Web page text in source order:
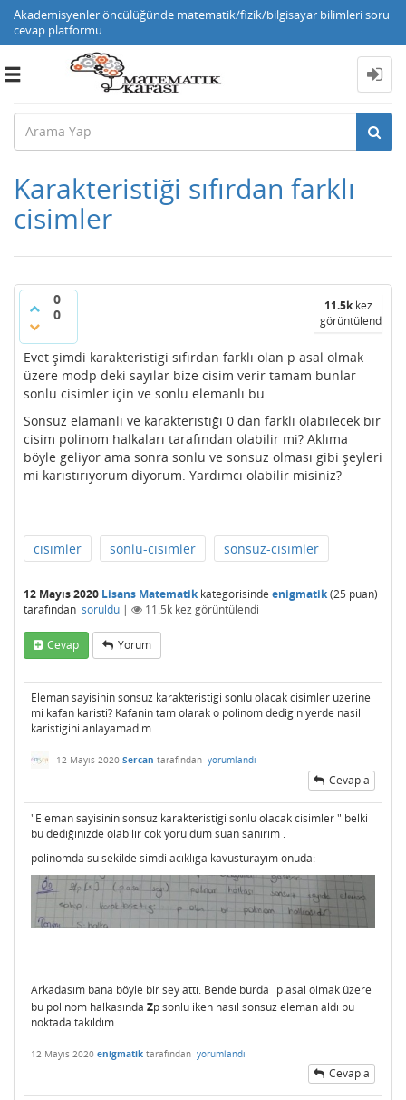
Akademisyenler öncülüğünde matematik/fizik/bilgisayar bilimleri soru
cevap platformu
Toggle
Karakteristiği sıfırdan farklı
cisimler
0
0
11.5kkez
görüntülendi
Evet şimdi karakteristigi sıfırdan farklı olan p asal olmak
üzere modp deki sayılar bize cisim verir tamam bunlar
sonlu cisimler için ve sonlu elemanlı bu.
Sonsuz elamanlı ve karakteristiği 0 dan farklı olabilecek bir
cisim polinom halkaları tarafından olabilir mi? Aklıma
böyle geliyor ama sonra sonlu ve sonsuz olması gibi şeyleri
mi karıstırıyorum diyorum. Yardımcı olabilir misiniz?
cisimler sonlu-cisimler sonsuz-cisimler
12 Mayıs 2020 Lisans Matematikkategorisinde enigmatik(25 puan)
tarafından soruldu | 11.5k kez görüntülendi
Cevap Yorum
Eleman sayisinin sonsuz karakteristigi sonlu olacak cisimler uzerine
mi kafan karisti? Kafanin tam olarak o polinom dedigin yerde nasil
karistigini anlayamadim.
12 Mayıs 2020 Sercan tarafından yorumlandı
Cevapla
"Eleman sayisinin sonsuz karakteristigi sonlu olacak cisimler" belki
bu dediğinizde olabilir cok yoruldum suan sanırım .
polinomda su sekilde simdi acıklıga kavusturayım onuda:
Arkadasım bana böyle bir sey attı. Bende burda p asal olmak üzere
bu polinom halkasında Zp sonlu iken nasıl sonsuz eleman aldı bu
noktada takıldım.
12 Mayıs 2020 enigmatik tarafından yorumlandı
Cevapla